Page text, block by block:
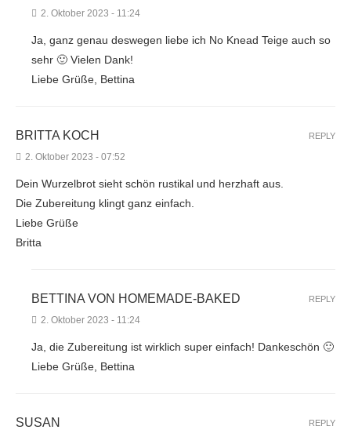
2. Oktober 2023 - 11:24
Ja, ganz genau deswegen liebe ich No Knead Teige auch so
sehr 🙂 Vielen Dank!
Liebe Grüße, Bettina
BRITTA KOCH
2. Oktober 2023 - 07:52
Dein Wurzelbrot sieht schön rustikal und herzhaft aus.
Die Zubereitung klingt ganz einfach.
Liebe Grüße
Britta
REPLY
BETTINA VON HOMEMADE-BAKED
2. Oktober 2023 - 11:24
Ja, die Zubereitung ist wirklich super einfach! Dankeschön 🙂
Liebe Grüße, Bettina
REPLY
SUSAN REPLY